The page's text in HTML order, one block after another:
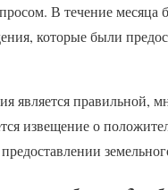
В течение месяца
которые были
является правильной,
извещение о